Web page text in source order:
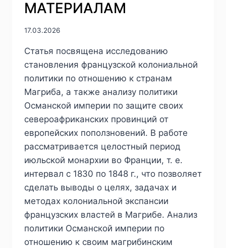
МАТЕРИАЛАМ
17.03.2026
Статья посвящена исследованию
становления французской колониальной
политики по отношению к странам
Магриба, а также анализу политики
Османской империи по защите своих
североафриканских провинций от
европейских поползновений. В работе
рассматривается целостный период
июльской монархии во Франции, т. е.
интервал с 1830 по 1848 г., что позволяет
сделать выводы о целях, задачах и
методах колониальной экспансии
французских властей в Магрибе. Анализ
политики Османской империи по
отношению к своим магрибинским